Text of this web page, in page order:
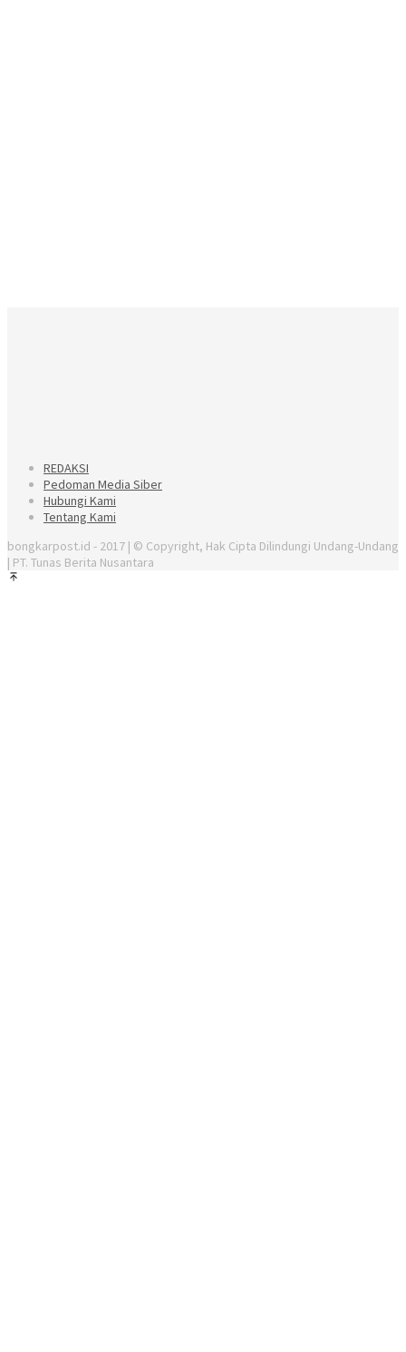
REDAKSI
Pedoman Media Siber
Hubungi Kami
Tentang Kami
bongkarpost.id - 2017 | © Copyright, Hak Cipta Dilindungi Undang-Undang
| PT. Tunas Berita Nusantara